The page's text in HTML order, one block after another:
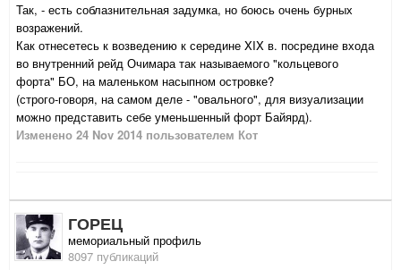
Так, - есть соблазнительная задумка, но боюсь очень бурных
возражений.
Как отнесетесь к возведению к середине XIX в. посредине входа
во внутренний рейд Очимара так называемого "кольцевого
форта" БО, на маленьком насыпном островке?
(строго-говоря, на самом деле - "овального", для визуализации
можно представить себе уменьшенный форт Байярд).
Изменено 24 Nov 2014 пользователем Кот
ГОРЕЦ
мемориальный профиль
8097 публикаций